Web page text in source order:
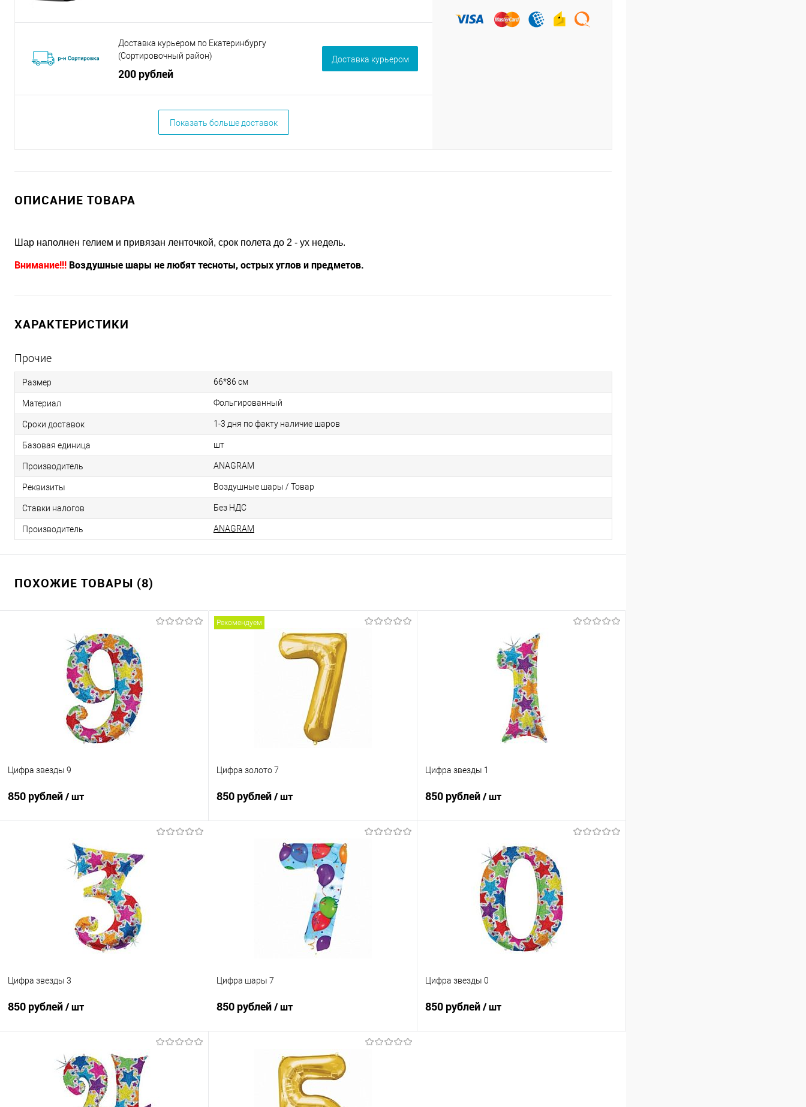
Доставка курьером по Екатеринбургу
(Сортировочный район)
200 рублей
Доставка курьером
Показать больше доставок
ОПИСАНИЕ ТОВАРА
Шар наполнен гелием и привязан ленточкой, срок полета до 2 - ух недель.
Внимание!!! Воздушные шары не любят тесноты, острых углов и предметов.
ХАРАКТЕРИСТИКИ
Прочие
Размер 66*86 см
Материал Фольгированный
Сроки доставок 1-3 дня по факту наличие шаров
Базовая единица шт
Производитель ANAGRAM
Реквизиты Воздушные шары / Товар
Ставки налогов Без НДС
Производитель ANAGRAM
ПОХОЖИЕ ТОВАРЫ (8)
Цифра звезды 9
850 рублей/ шт
В корзину
Купить в 1 клик
Сравнение
Под заказ
Рекомендуем
Цифра золото 7
850 рублей/ шт
В корзину
Сравнение
Под заказ
Цифра звезды 1
850 рублей/ шт
В корзину
Купить в 1 клик
Сравнение
В избранное
Под заказ
Цифра звезды 3
850 рублей/ шт
В корзину
Купить в 1 клик
Сравнение
Цифра шары 7
850 рублей/ шт
В корзину
Купить в 1 клик
Цифра звезды 0
850 рублей/ шт